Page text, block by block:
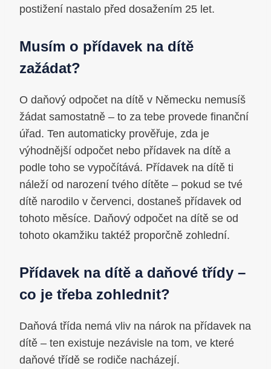
postižení nastalo před dosažením 25 let.
Musím o přídavek na dítě
zažádat?
O daňový odpočet na dítě v Německu nemusíš
žádat samostatně – to za tebe provede finanční
úřad. Ten automaticky prověřuje, zda je
výhodnější odpočet nebo přídavek na dítě a
podle toho se vypočítává. Přídavek na dítě ti
náleží od narození tvého dítěte – pokud se tvé
dítě narodilo v červenci, dostaneš přídavek od
tohoto měsíce. Daňový odpočet na dítě se od
tohoto okamžiku taktéž proporčně zohlední.
Přídavek na dítě a daňové třídy –
co je třeba zohlednit?
Daňová třída nemá vliv na nárok na přídavek na
dítě – ten existuje nezávisle na tom, ve které
daňové třídě se rodiče nacházejí.